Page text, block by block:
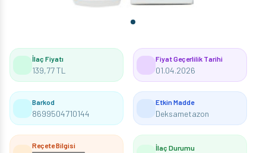
İlaç Fiyatı
139,77 TL
Fiyat Geçerlilik Tarihi
01.04.2026
Barkod
8699504710144
Etkin Madde
Deksametazon
Reçete Bilgisi
İlaç Durumu